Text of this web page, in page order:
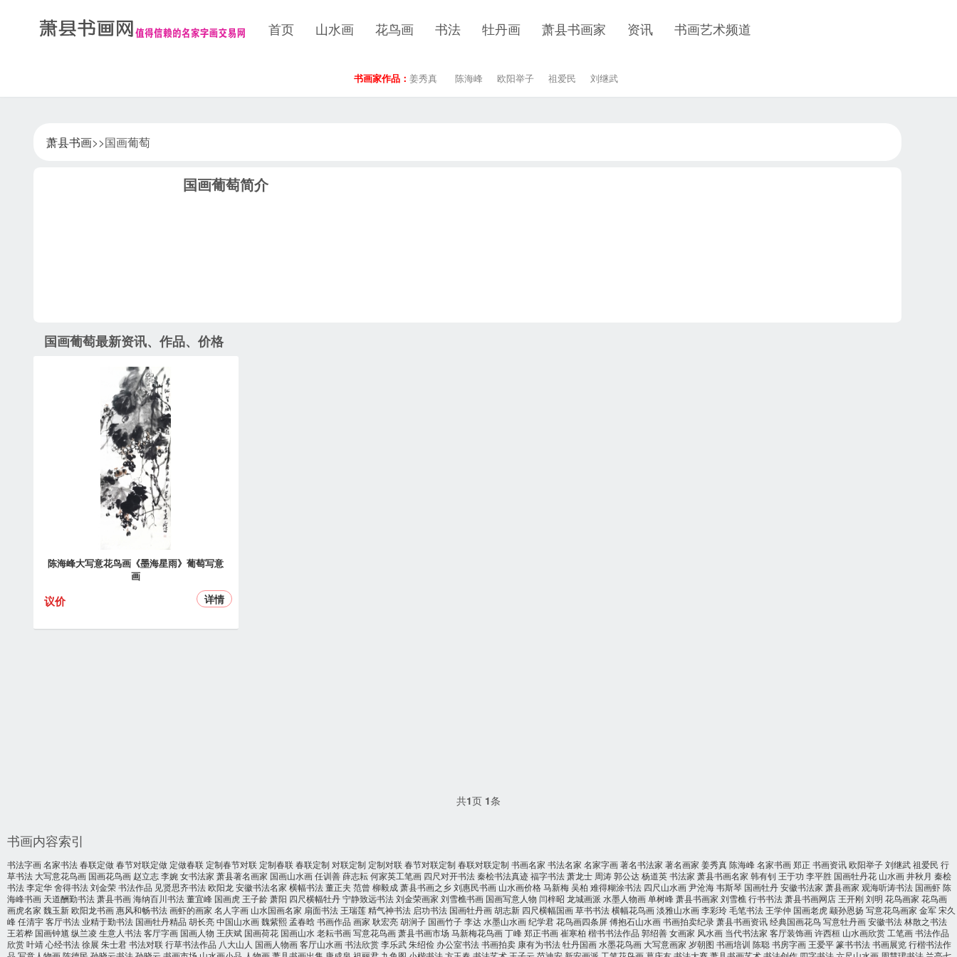
首页 山水画 花鸟画 书法 牡丹画 萧县书画家 资讯 书画艺术频道
书画家作品： 姜秀真 陈海峰 欧阳举子 祖爱民 刘继武
萧县书画>>国画葡萄
国画葡萄简介
国画葡萄最新资讯、作品、价格
陈海峰大写意花鸟画《墨海星雨》葡萄写意
画
议价 详情
共1页 1条
书画内容索引
书法字画名家书法春联定做春节对联定做 定做春联 定制春节对联 定制春联春联定制 对联定制 定制对联春节对联定制 春联对联定制 书画名家 书法名家 名家字画著名书法家 著名画家 姜秀真陈海峰名家书画郑正 书画资讯欧阳举子刘继武祖爱民 行
草书法 大写意花鸟画 国画花鸟画 赵立志李婉 女书法家 萧县著名画家 国画山水画任训善薛志耘何家英工笔画 四尺对开书法秦桧书法真迹福字书法萧龙士 周涛郭公达杨道英书法家 萧县书画名家 韩有钊 王于功 李平胜 国画牡丹花 山水画井秋月 秦桧
书法李定华舍得书法刘金荣书法作品 见贤思齐书法欧阳龙安徽书法名家 横幅书法董正夫 范曾 柳毅成萧县书画之乡刘惠民书画 山水画价格马新梅吴柏 难得糊涂书法 四尺山水画尹沧海韦斯琴 国画牡丹安徽书法家 萧县画家 观海听涛书法 国画虾陈
海峰书画 天道酬勤书法萧县书画海纳百川书法董宜峰 国画虎 王子龄萧阳 四尺横幅牡丹宁静致远书法刘金荣画家 刘雪樵书画 国画写意人物 闫梓昭 龙城画派 水墨人物画单树峰萧县书画家 刘雪樵行书书法萧县书画网店 王开刚刘明 花鸟画家 花鸟画
画虎名家 魏玉新欧阳龙书画惠风和畅书法画虾的画家 名人字画 山水国画名家 扇面书法 王瑞莲精气神书法 启功书法 国画牡丹画胡志新 四尺横幅国画草书书法横幅花鸟画淡雅山水画李彩玲毛笔书法 王学仲 国画老虎颛孙恩扬 写意花鸟画家 金军宋久
峰任清宇客厅书法业精于勤书法 国画牡丹精品 胡长亮中国山水画魏紫熙孟春晗书画作品 画家 耿宏亮胡涧子 国画竹子李达水墨山水画纪学君花鸟画四条屏傅抱石山水画书画拍卖纪录萧县书画资讯经典国画花鸟写意牡丹画安徽书法林散之书法
王若桦 国画钟馗纵兰凌 生意人书法客厅字画 国画人物 王庆斌 国画荷花 国画山水 老耘书画写意花鸟画萧县书画市场 马新梅花鸟画丁峰郑正书画崔寒柏 楷书书法作品 郭绍善女画家 风水画 当代书法家 客厅装饰画许西桓 山水画欣赏 工笔画书法作品
欣赏叶靖心经书法徐展 朱士君书法对联行草书法作品 八大山人 国画人物画客厅山水画书法欣赏李乐武朱绍俭 办公室书法书画拍卖 康有为书法牡丹国画水墨花鸟画 大写意画家 岁朝图 书画培训 陈聪书房字画 王爱平篆书书法书画展览行楷书法作